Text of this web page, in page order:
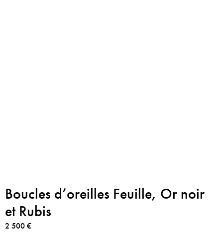
Boucles d’oreilles Feuille, Or noir
et Rubis
2 500€